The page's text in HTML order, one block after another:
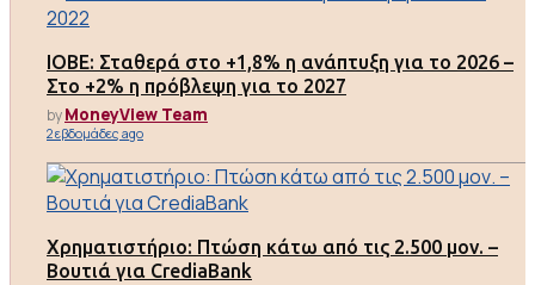
ΙΟΒΕ: Σταθερά στο +1,8% η ανάπτυξη για το 2026 –
Στο +2% η πρόβλεψη για το 2027
byMoneyView Team
2 εβδομάδες ago
Χρηματιστήριο: Πτώση κάτω από τις 2.500 μον. –
Βουτιά για CrediaBank